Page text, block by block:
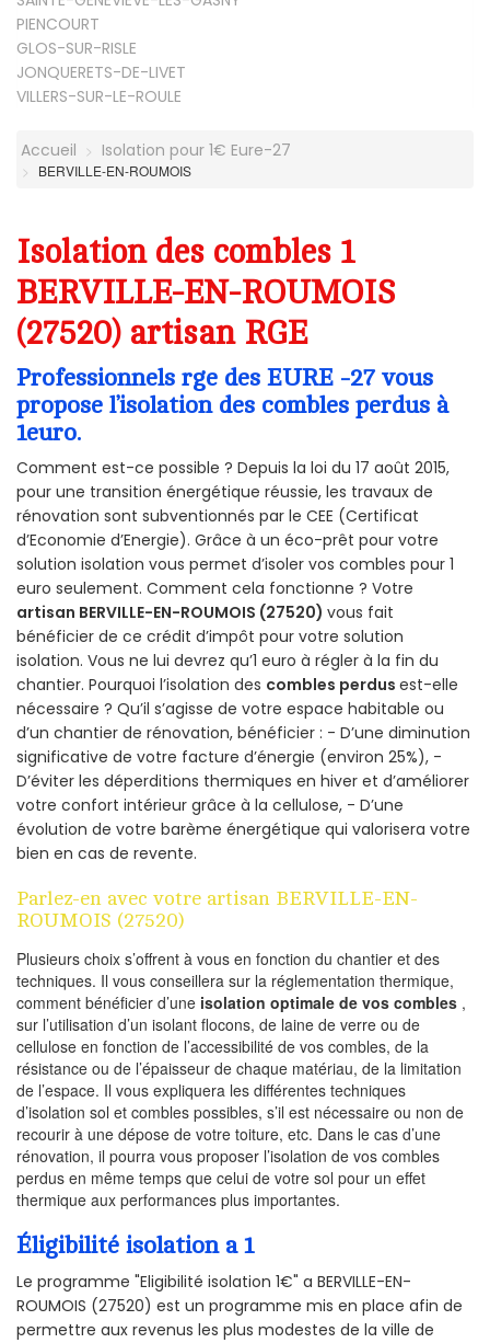
PIENCOURT
GLOS-SUR-RISLE
JONQUERETS-DE-LIVET
VILLERS-SUR-LE-ROULE
Accueil Isolation pour 1€ Eure-27
BERVILLE-EN-ROUMOIS
Isolation des combles 1
BERVILLE-EN-ROUMOIS
(27520) artisan RGE
Professionnels rge des EURE -27 vous
propose l’isolation des combles perdus à
1euro.
Comment est-ce possible ? Depuis la loi du 17 août 2015,
pour une transition énergétique réussie, les travaux de
rénovation sont subventionnés par le CEE (Certificat
d’Economie d’Energie). Grâce à un éco-prêt pour votre
solution isolation vous permet d’isoler vos combles pour 1
euro seulement. Comment cela fonctionne ? Votre
artisan BERVILLE-EN-ROUMOIS (27520) vous fait
bénéficier de ce crédit d’impôt pour votre solution
isolation. Vous ne lui devrez qu’1 euro à régler à la fin du
chantier. Pourquoi l’isolation des combles perdus est-elle
nécessaire ? Qu’il s’agisse de votre espace habitable ou
d’un chantier de rénovation, bénéficier : - D’une diminution
significative de votre facture d’énergie (environ 25%), -
D’éviter les déperditions thermiques en hiver et d’améliorer
votre confort intérieur grâce à la cellulose, - D’une
évolution de votre barème énergétique qui valorisera votre
bien en cas de revente.
Parlez-en avec votre artisan BERVILLE-EN-
ROUMOIS (27520)
Plusieurs choix s’offrent à vous en fonction du chantier et des
techniques. Il vous conseillera sur la réglementation thermique,
comment bénéficier d’une isolation optimale de vos combles ,
sur l’utilisation d’un isolant flocons, de laine de verre ou de
cellulose en fonction de l’accessibilité de vos combles, de la
résistance ou de l’épaisseur de chaque matériau, de la limitation
de l’espace. Il vous expliquera les différentes techniques
d’isolation sol et combles possibles, s’il est nécessaire ou non de
recourir à une dépose de votre toiture, etc. Dans le cas d’une
rénovation, il pourra vous proposer l’isolation de vos combles
perdus en même temps que celui de votre sol pour un effet
thermique aux performances plus importantes.
Éligibilité isolation a 1
Le programme "Eligibilité isolation 1€" a BERVILLE-EN-
ROUMOIS (27520) est un programme mis en place afin de
permettre aux revenus les plus modestes de la ville de